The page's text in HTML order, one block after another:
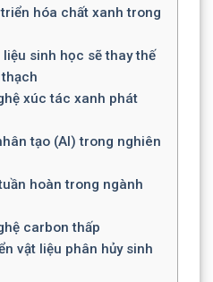
hóa chất xanh trong
liệu sinh học sẽ thay thế
xúc tác xanh phát
tạo (AI) trong nghiên
hoàn trong ngành
carbon thấp
vật liệu phân hủy sinh